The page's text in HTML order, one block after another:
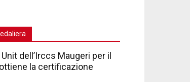
dell’Irccs Maugeri per il
la certificazione